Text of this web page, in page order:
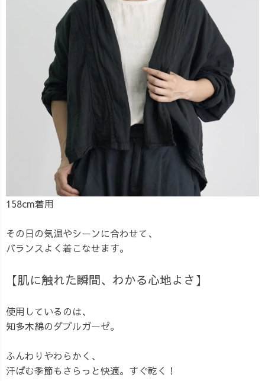
158cm着用
その日の気温やシーンに合わせて、
バランスよく着こなせます。
【肌に触れた瞬間、わかる心地よさ】
使用しているのは、
知多木綿のダブルガーゼ。
ふんわりやわらかく、
汗ばむ季節もさらっと快適。すぐ乾く！